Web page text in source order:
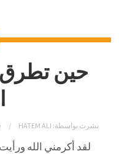
حين تطرق
نشرت بواسطة: HATEM ALI
لقد أكرمني الله